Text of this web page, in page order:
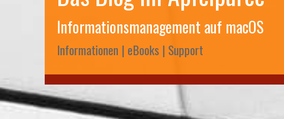
Informationsmanagement auf macOS
Informationen | eBooks | Support